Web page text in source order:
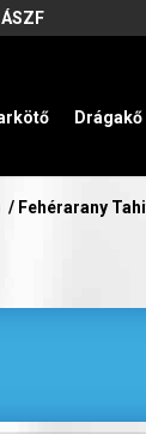
ÁSZF
Drágakő
/ Fehérarany